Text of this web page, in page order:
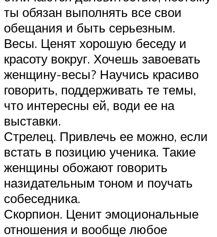
ты обязан выполнять все свои
обещания и быть серьезным.
Весы. Ценят хорошую беседу и
красоту вокруг. Хочешь завоевать
женщину-весы? Научись красиво
говорить, поддерживать те темы,
что интересны ей, води ее на
выставки.
Стрелец. Привлечь ее можно, если
встать в позицию ученика. Такие
женщины обожают говорить
назидательным тоном и поучать
собеседника.
Скорпион. Ценит эмоциональные
отношения и вообще любое